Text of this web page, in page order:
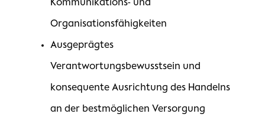
Kommunikations- und
Organisationsfähigkeiten
Ausgeprägtes
Verantwortungsbewusstsein und
konsequente Ausrichtung des Handelns
an der bestmöglichen Versorgung